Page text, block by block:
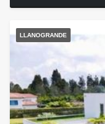
LLANOGRANDE